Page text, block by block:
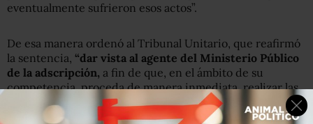
eventualmente sufrieron esos actos”.
De esa manera ordenó al Tribunal Unitario, que reafirmó
la sentencia, “dar vista al agente del Ministerio Público
de la adscripción, a fin de que, en el ámbito de su
competencia, proceda de manera inmediata realizar las
gestiones relativa la investigación de la tortura”,
instrucción que ya fue acatada.